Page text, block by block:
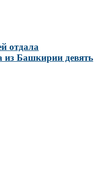
отдала
из Башкирии девять